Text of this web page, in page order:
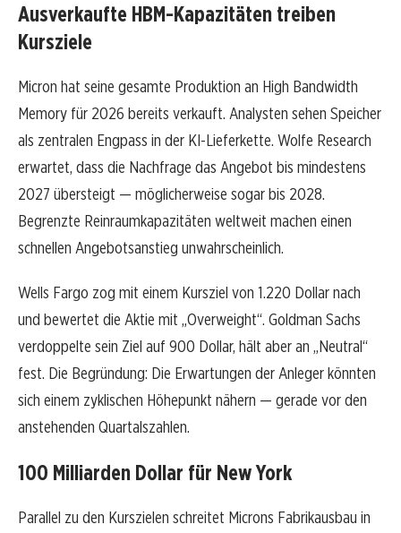
Ausverkaufte HBM-Kapazitäten treiben
Kursziele
Micron hat seine gesamte Produktion an High Bandwidth
Memory für 2026 bereits verkauft. Analysten sehen Speicher
als zentralen Engpass in der KI-Lieferkette. Wolfe Research
erwartet, dass die Nachfrage das Angebot bis mindestens
2027 übersteigt — möglicherweise sogar bis 2028.
Begrenzte Reinraumkapazitäten weltweit machen einen
schnellen Angebotsanstieg unwahrscheinlich.
Wells Fargo zog mit einem Kursziel von 1.220 Dollar nach
und bewertet die Aktie mit „Overweight“. Goldman Sachs
verdoppelte sein Ziel auf 900 Dollar, hält aber an „Neutral“
fest. Die Begründung: Die Erwartungen der Anleger könnten
sich einem zyklischen Höhepunkt nähern — gerade vor den
anstehenden Quartalszahlen.
100 Milliarden Dollar für New York
Parallel zu den Kurszielen schreitet Microns Fabrikausbau in